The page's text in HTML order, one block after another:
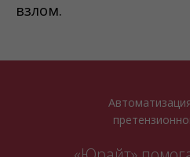
взлом.